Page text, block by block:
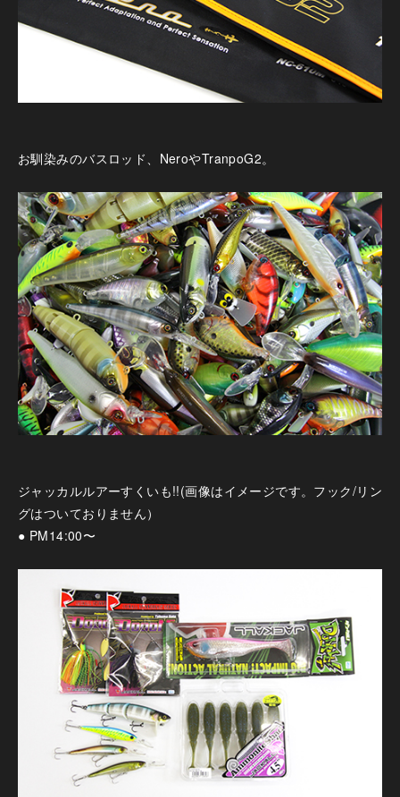
お馴染みのバスロッド、NeroやTranpoG2。
ジャッカルルアーすくいも!!(画像はイメージです。フック/リン
グはついておりません）
● PM14:00〜